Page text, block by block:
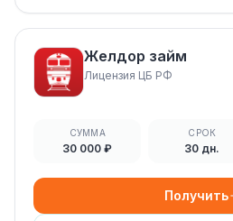
Желдор займ
Лицензия ЦБ РФ
СУММА
30 000 ₽
СРОК
30 дн.
Получить